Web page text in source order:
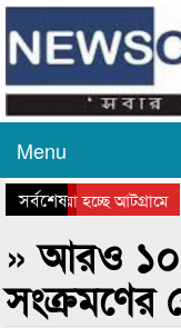
Menu
সর্বশেষ
যাওয়া হচ্ছে আটগ্রামে
» আরও ১০